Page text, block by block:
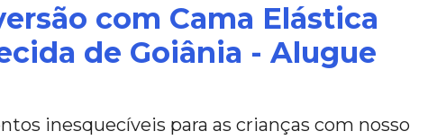
com Cama Elástica
de Goiânia - Alugue
inesquecíveis para as crianças com nosso